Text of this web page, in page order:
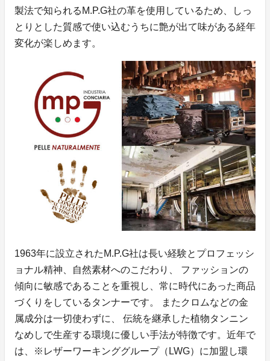
製法で知られるM.P.G社の革を使用しているため、しっ
とりとした質感で使い込むうちに艶が出て味がある経年
変化が楽しめます。
1963年に設立されたM.P.G社は長い経験とプロフェッシ
ョナル精神、自然素材へのこだわり、 ファッションの
傾向に敏感であることを重視し、常に時代にあった商品
づくりをしているタンナーです。 またクロムなどの金
属成分は一切使わずに、 伝統を継承した植物タンニン
なめしで生産する環境に優しい手法が特徴です。近年で
は、※レザーワーキンググループ（LWG）に加盟し環